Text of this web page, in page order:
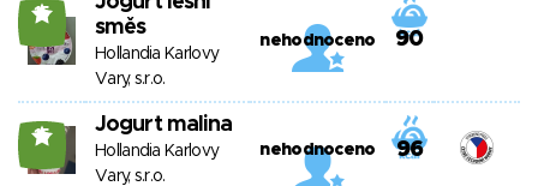
15
směs
Hollandia Karlovy
Vary, s.r.o.
nehodnoceno 90
15 Jogurt malina
Hollandia Karlovy
Vary, s.r.o.
nehodnoceno 96